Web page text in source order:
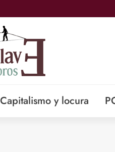
Capitalismo y locura